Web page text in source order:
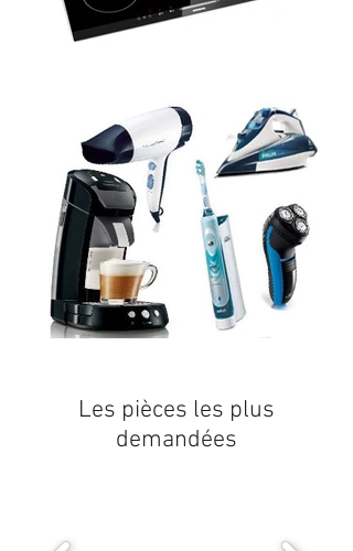
Les pièces les plus
demandées